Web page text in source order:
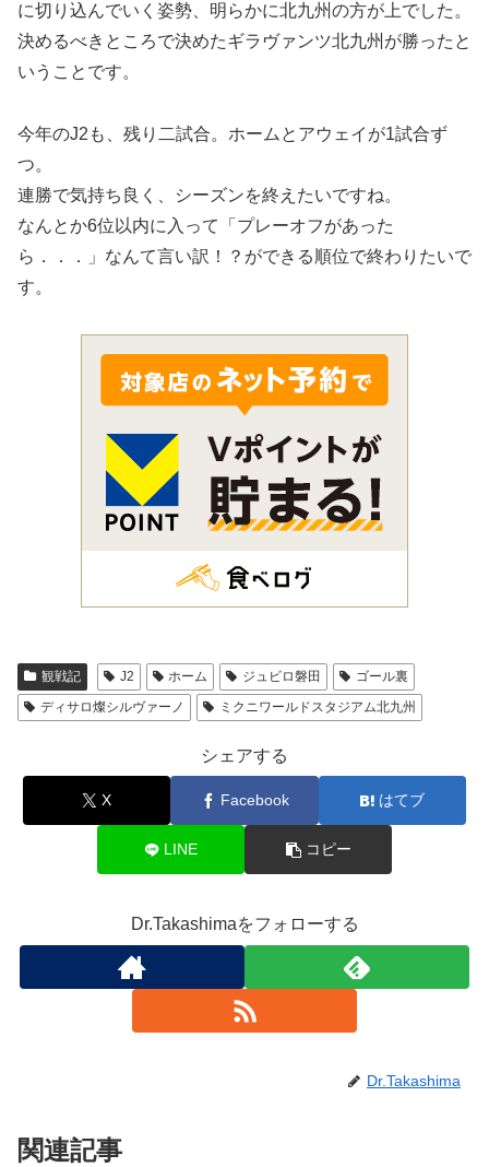
に切り込んでいく姿勢、明らかに北九州の方が上でした。
決めるべきところで決めたギラヴァンツ北九州が勝ったと
いうことです。
今年のJ2も、残り二試合。ホームとアウェイが1試合ず
つ。
連勝で気持ち良く、シーズンを終えたいですね。
なんとか6位以内に入って「プレーオフがあった
ら．．．」なんて言い訳！？ができる順位で終わりたいで
す。
観戦記 J2 ホーム ジュビロ磐田
ゴール裏
ディサロ燦シルヴァーノ
ミクニワールドスタジアム北九州
シェアする
X Facebook はてブ
LINE コピー
Dr.Takashimaをフォローする
Dr.Takashima
関連記事